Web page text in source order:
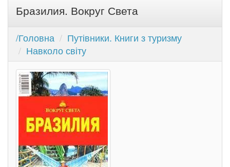
Бразилия. Вокруг Света
/Головна
Путівники. Книги з туризму
Навколо світу